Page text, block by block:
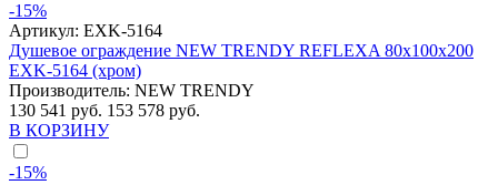
-15%
Артикул: EXK-5164
Душевое ограждение NEW TRENDY REFLEXA 80x100x200
EXK-5164 (хром)
Производитель: NEW TRENDY
130 541 руб. 153 578 руб.
В КОРЗИНУ
-15%